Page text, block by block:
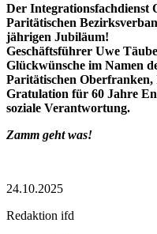
Der Integrationsfachdienst
Paritätischen
jährigen Jubiläum!
Geschäftsführer Uwe
Glückwünsche im Namen
Paritätischen Oberfranken,
Gratulation für 60 Jahre
soziale Verantwortung.
Zamm geht was!
24.10.2025
Redaktion ifd